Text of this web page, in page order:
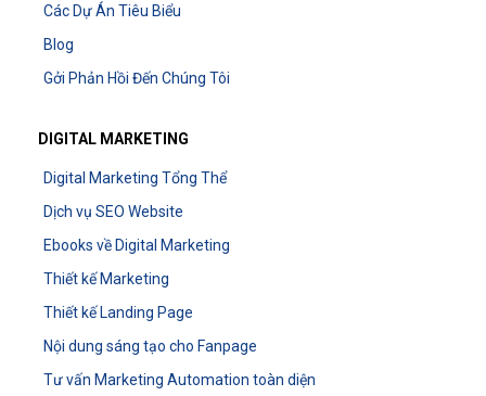
Các Dự Án Tiêu Biểu
Blog
Gởi Phản Hồi Đến Chúng Tôi
DIGITAL MARKETING
Digital Marketing Tổng Thể
Dịch vụ SEO Website
Ebooks về Digital Marketing
Thiết kế Marketing
Thiết kế Landing Page
Nội dung sáng tạo cho Fanpage
Tư vấn Marketing Automation toàn diện